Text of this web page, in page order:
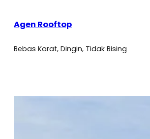
Agen Rooftop
Bebas Karat, Dingin, Tidak Bising